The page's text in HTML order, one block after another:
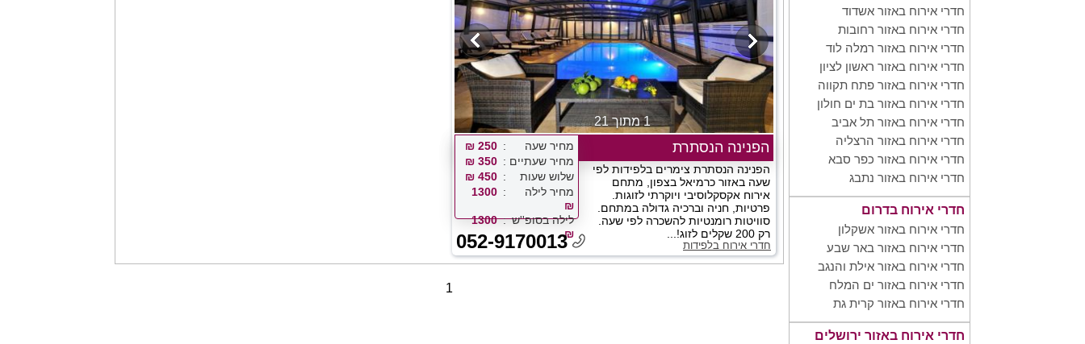
חדרי אירוח באזור אשדוד
חדרי אירוח באזור רחובות
חדרי אירוח באזור רמלה לוד
חדרי אירוח באזור ראשון לציון
חדרי אירוח באזור פתח תקווה
חדרי אירוח באזור בת ים חולון
חדרי אירוח באזור תל אביב
חדרי אירוח באזור הרצליה
חדרי אירוח באזור כפר סבא
חדרי אירוח באזור נתבג
חדרי אירוח בדרום
חדרי אירוח באזור אשקלון
חדרי אירוח באזור באר שבע
חדרי אירוח באזור אילת והנגב
חדרי אירוח באזור ים המלח
חדרי אירוח באזור קרית גת
חדרי אירוח באזור ירושלים
1 מתוך 21
הפנינה הנסתרת
הפנינה הנסתרת צימרים בלפידות לפי
שעה באזור כרמיאל בצפון, מתחם
אירוח אקסקלוסיבי ויוקרתי לזוגות.
פרטיות, חניה וברכיה גדולה במתחם.
סוויטות רומנטיות להשכרה לפי שעה.
רק 200 שקלים לזוג!...
חדרי אירוח בלפידות
מחיר שעה
250 ₪
מחיר שעתיים
350 ₪
שלוש שעות
450 ₪
מחיר לילה
1300
₪
לילה בסופ''ש
1300
₪
052-9170013
1